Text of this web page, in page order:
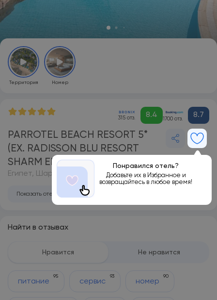
Территория Номер
315 отз. 8.4 1700 отз. 8.7
PARROTEL BEACH RESORT 5*
(EX. RADISSON BLU RESORT
SHARM EL SHEIKH)
Понравился отель?
Добавьте их в Избранное и
возвращайтесь в любое время!
Египет, Шарм-эль-Шейх
Показать отель на карте
Найти в отзывах
Нравится Не нравится
питание
95
сервис
93
номер
90